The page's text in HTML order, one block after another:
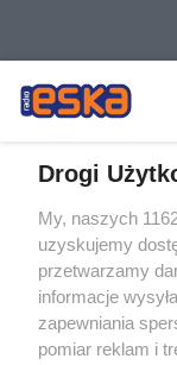
Drogi
My, naszych
uzyskujemy
przetwarzamy
informacje
zapewniania
pomiar reklam i